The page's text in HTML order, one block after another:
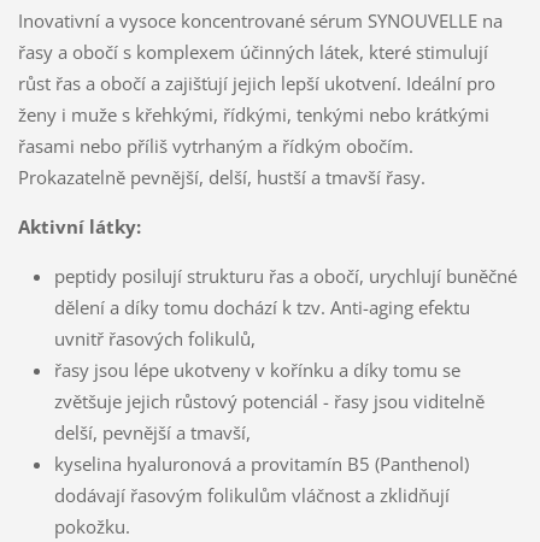
Inovativní a vysoce koncentrované sérum SYNOUVELLE na
řasy a obočí s komplexem účinných látek, které stimulují
růst řas a obočí a zajišťují jejich lepší ukotvení. Ideální pro
ženy i muže s křehkými, řídkými, tenkými nebo krátkými
řasami nebo příliš vytrhaným a řídkým obočím.
Prokazatelně pevnější, delší, hustší a tmavší řasy.
Aktivní látky:
peptidy posilují strukturu řas a obočí, urychlují buněčné
dělení a díky tomu dochází k tzv. Anti-aging efektu
uvnitř řasových folikulů,
řasy jsou lépe ukotveny v kořínku a díky tomu se
zvětšuje jejich růstový potenciál - řasy jsou viditelně
delší, pevnější a tmavší,
kyselina hyaluronová a provitamín B5 (Panthenol)
dodávají řasovým folikulům vláčnost a zklidňují
pokožku.